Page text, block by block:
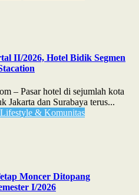
II/2026, Hotel Bidik Segmen
– Pasar hotel di sejumlah kota
Jakarta dan Surabaya terus...
Lifestyle & Komunitas
Moncer Ditopang
I/2026